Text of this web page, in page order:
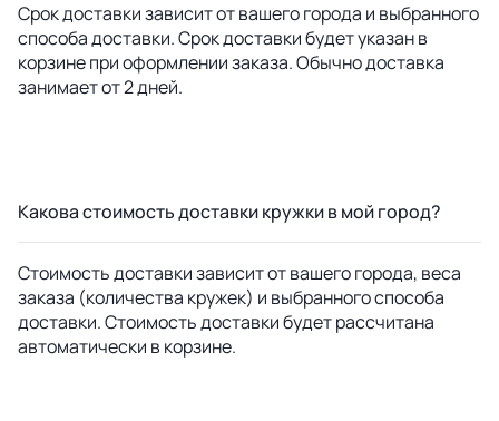
Срок доставки зависит от вашего города и выбранного
способа доставки. Срок доставки будет указан в
корзине при оформлении заказа. Обычно доставка
занимает от 2 дней.
Какова стоимость доставки кружки в мой город?
Стоимость доставки зависит от вашего города, веса
заказа (количества кружек) и выбранного способа
доставки. Стоимость доставки будет рассчитана
автоматически в корзине.